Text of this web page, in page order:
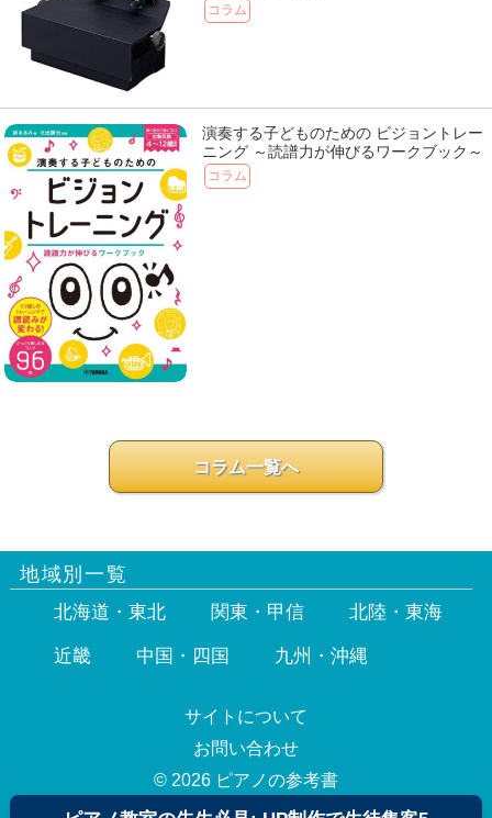
コラム
演奏する子どものための ビジョントレー
ニング ～読譜力が伸びるワークブック～
コラム
コラム一覧へ
地域別一覧
北海道・東北 関東・甲信 北陸・東海
近畿 中国・四国 九州・沖縄
サイトについて
お問い合わせ
© 2026 ピアノの参考書